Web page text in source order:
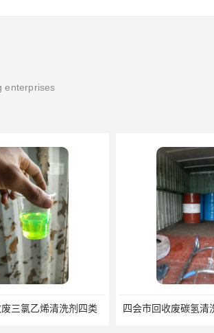
enterprises
洗剂四类 四会市回收废碳氢清洗剂八年经验